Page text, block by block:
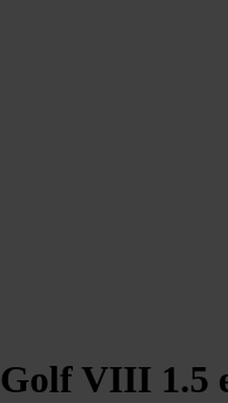
Golf VIII 1.5